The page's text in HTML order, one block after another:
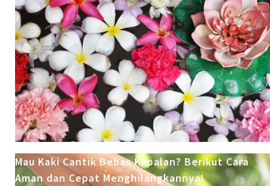
Mau Kaki Cantik Bebas Kapalan? Berikut Cara
Aman dan Cepat Menghilangkannya!